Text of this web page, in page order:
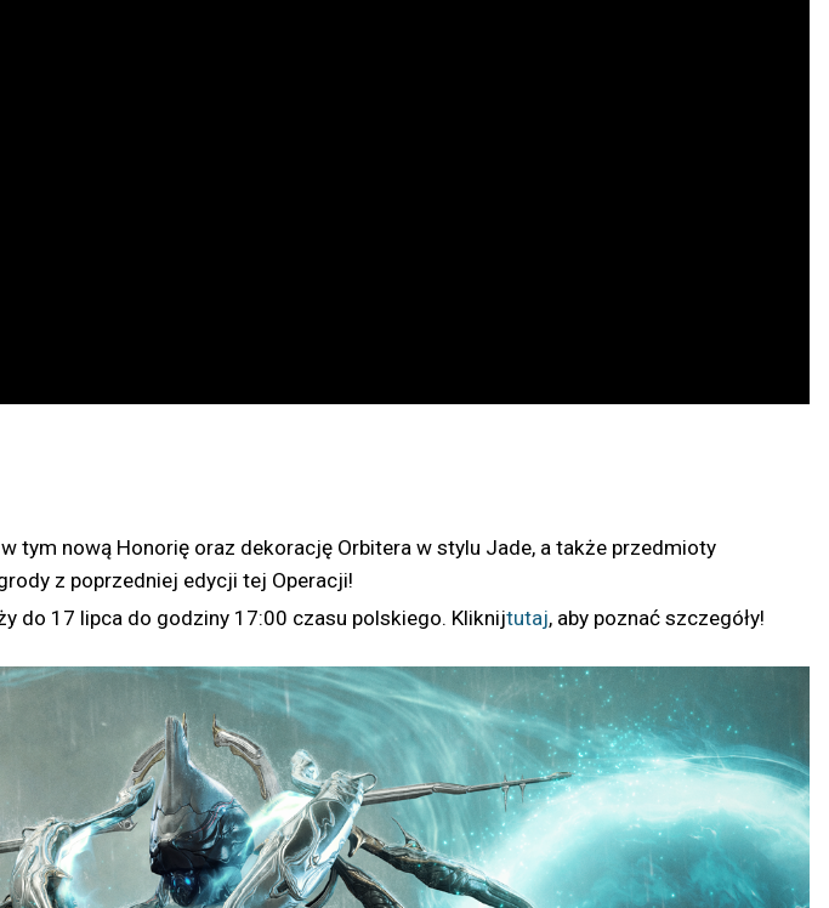
tym nową Honorię oraz dekorację Orbitera w stylu Jade, a także przedmioty
z poprzedniej edycji tej Operacji!
do 17 lipca do godziny 17:00 czasu polskiego. Kliknijtutaj, aby poznać szczegóły!